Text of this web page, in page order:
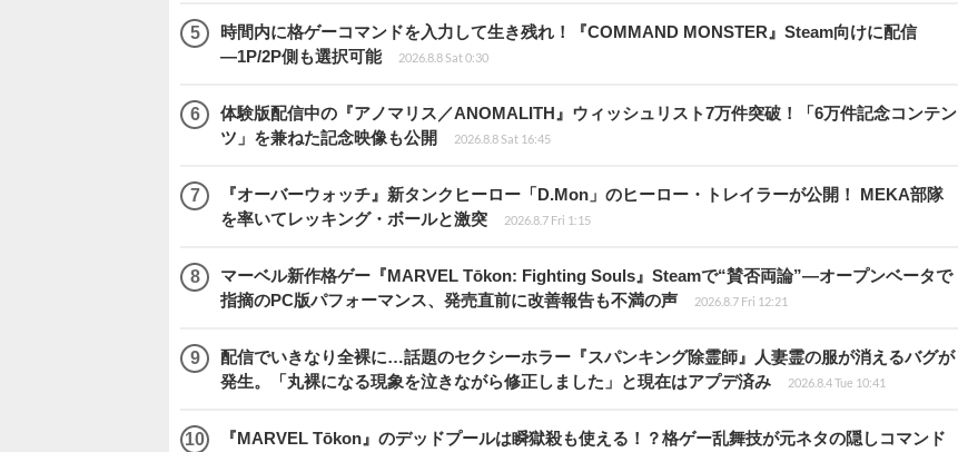
時間内に格ゲーコマンドを入力して生き残れ！『COMMAND MONSTER』Steam向けに配信
―1P/2P側も選択可能
2026.8.8 Sat 0:30
体験版配信中の『アノマリス／ANOMALITH』ウィッシュリスト7万件突破！「6万件記念コンテン
ツ」を兼ねた記念映像も公開
2026.8.8 Sat 16:45
『オーバーウォッチ』新タンクヒーロー「D.Mon」のヒーロー・トレイラーが公開！ MEKA部隊
を率いてレッキング・ボールと激突
2026.8.7 Fri 1:15
マーベル新作格ゲー『MARVEL Tōkon: Fighting Souls』Steamで“賛否両論”―オープンベータで
指摘のPC版パフォーマンス、発売直前に改善報告も不満の声
2026.8.7 Fri 12:21
配信でいきなり全裸に…話題のセクシーホラー『スパンキング除霊師』人妻霊の服が消えるバグが
発生。「丸裸になる現象を泣きながら修正しました」と現在はアプデ済み
2026.8.4 Tue 10:41
『MARVEL Tōkon』のデッドプールは瞬獄殺も使える！？格ゲー乱舞技が元ネタの隠しコマンド